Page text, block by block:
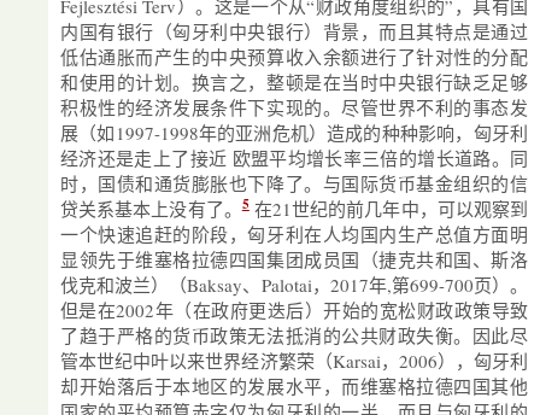
Fejlesztési Terv）。这是一个从“财政角度组织的”，具有国
内国有银行（匈牙利中央银行）背景，而且其特点是通过
低估通胀而产生的中央预算收入余额进行了针对性的分配
和使用的计划。换言之，整顿是在当时中央银行缺乏足够
积极性的经济发展条件下实现的。尽管世界不利的事态发
展（如1997-1998年的亚洲危机）造成的种种影响，匈牙利
经济还是走上了接近 欧盟平均增长率三倍的增长道路。同
时，国债和通货膨胀也下降了。与国际货币基金组织的信
贷关系基本上没有了。5在21世纪的前几年中，可以观察到
一个快速追赶的阶段，匈牙利在人均国内生产总值方面明
显领先于维塞格拉德四国集团成员国（捷克共和国、斯洛
伐克和波兰）（Baksay、Palotai，2017年,第699-700页）。
但是在2002年（在政府更迭后）开始的宽松财政政策导致
了趋于严格的货币政策无法抵消的公共财政失衡。因此尽
管本世纪中叶以来世界经济繁荣（Karsai，2006），匈牙利
却开始落后于本地区的发展水平，而维塞格拉德四国其他